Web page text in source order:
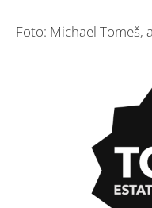
Foto: Michael Tomeš,